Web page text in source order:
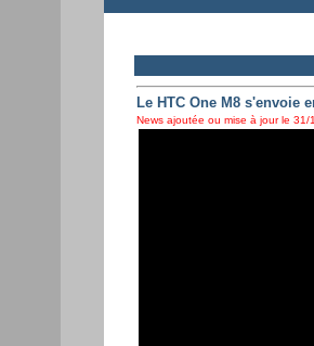
Le HTC One M8 s'envoie
News ajoutée ou mise à jour le